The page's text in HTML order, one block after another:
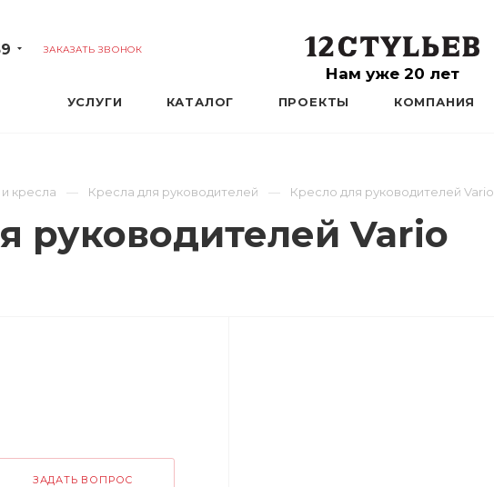
ЗАКАЗАТЬ ЗВОНОК
Нам уже 20 лет
УСЛУГИ КАТАЛОГ ПРОЕКТЫ КОМПАНИЯ
и кресла Кресла для руководителей Кресло для руководителей Vario
руководителей Vario
ЗАДАТЬ ВОПРОС